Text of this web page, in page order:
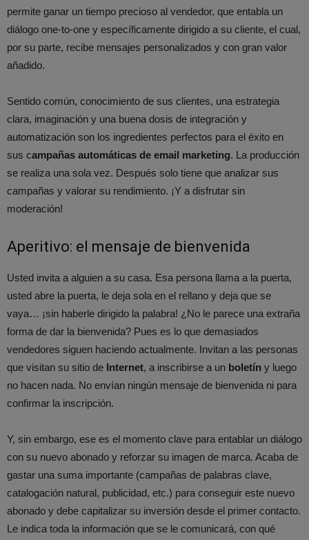
permite ganar un tiempo precioso al vendedor, que entabla un
diálogo one-to-one y específicamente dirigido a su cliente, el cual,
por su parte, recibe mensajes personalizados y con gran valor
añadido.
Sentido común, conocimiento de sus clientes, una estrategia
clara, imaginación y una buena dosis de integración y
automatización son los ingredientes perfectos para el éxito en
sus campañas automáticas de email marketing. La producción
se realiza una sola vez. Después solo tiene que analizar sus
campañas y valorar su rendimiento. ¡Y a disfrutar sin
moderación!
Aperitivo: el mensaje de bienvenida
Usted invita a alguien a su casa. Esa persona llama a la puerta,
usted abre la puerta, le deja sola en el rellano y deja que se
vaya… ¡sin haberle dirigido la palabra! ¿No le parece una extraña
forma de dar la bienvenida? Pues es lo que demasiados
vendedores siguen haciendo actualmente. Invitan a las personas
que visitan su sitio de Internet, a inscribirse a un boletín y luego
no hacen nada. No envían ningún mensaje de bienvenida ni para
confirmar la inscripción.
Y, sin embargo, ese es el momento clave para entablar un diálogo
con su nuevo abonado y reforzar su imagen de marca. Acaba de
gastar una suma importante (campañas de palabras clave,
catalogación natural, publicidad, etc.) para conseguir este nuevo
abonado y debe capitalizar su inversión desde el primer contacto.
Le indica toda la información que se le comunicará, con qué